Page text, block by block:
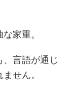
家重。
言語が通じ
せん。